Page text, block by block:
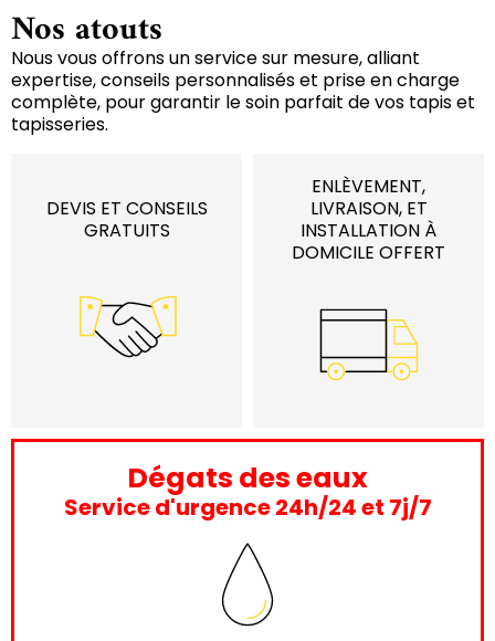
Nos atouts
Nous vous offrons un service sur mesure, alliant
expertise, conseils personnalisés et prise en charge
complète, pour garantir le soin parfait de vos tapis et
tapisseries.
DEVIS ET CONSEILS
GRATUITS
ENLÈVEMENT,
LIVRAISON, ET
INSTALLATION À
DOMICILE OFFERT
Dégats des eaux
Service d'urgence 24h/24 et 7j/7